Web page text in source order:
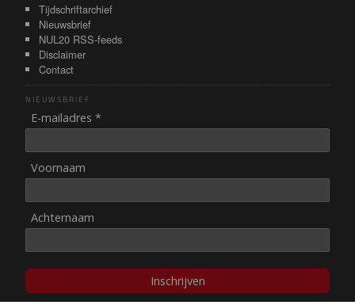
Tijdschriftarchief
Nieuwsbrief
NUL20 RSS-feeds
Disclaimer
Contact
NIEUWSBRIEF
E-mailadres *
Voornaam
Achternaam
Inschrijven